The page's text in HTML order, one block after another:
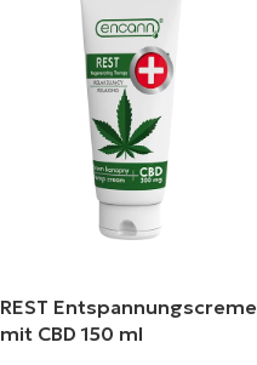
REST Entspannungscreme
mit CBD 150 ml